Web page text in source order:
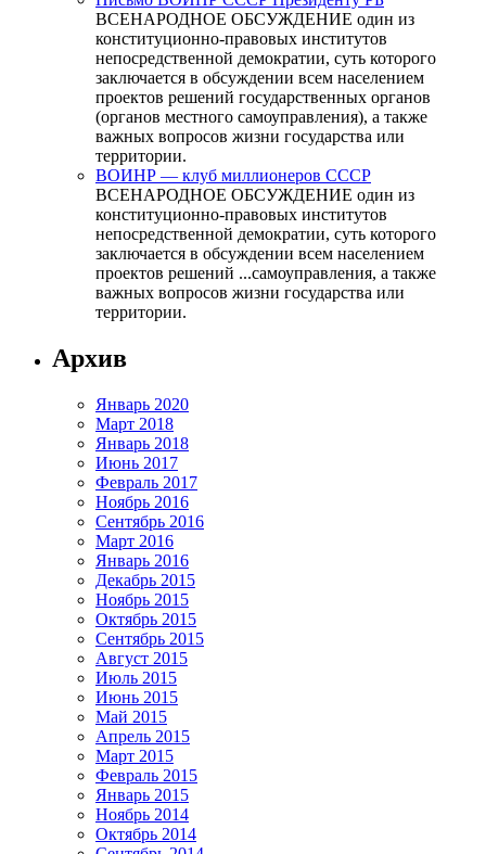
ВСЕНАРОДНОЕ ОБСУЖДЕНИЕ один из
конституционно-правовых институтов
непосредственной демократии, суть которого
заключается в обсуждении всем населением
проектов решений государственных органов
(органов местного самоуправления), а также
важных вопросов жизни государства или
территории.
ВОИНР — клуб миллионеров СССР
ВСЕНАРОДНОЕ ОБСУЖДЕНИЕ один из
конституционно-правовых институтов
непосредственной демократии, суть которого
заключается в обсуждении всем населением
проектов решений ...самоуправления, а также
важных вопросов жизни государства или
территории.
Архив
Январь 2020
Март 2018
Январь 2018
Июнь 2017
Февраль 2017
Ноябрь 2016
Сентябрь 2016
Март 2016
Январь 2016
Декабрь 2015
Ноябрь 2015
Октябрь 2015
Сентябрь 2015
Август 2015
Июль 2015
Июнь 2015
Май 2015
Апрель 2015
Март 2015
Февраль 2015
Январь 2015
Ноябрь 2014
Октябрь 2014